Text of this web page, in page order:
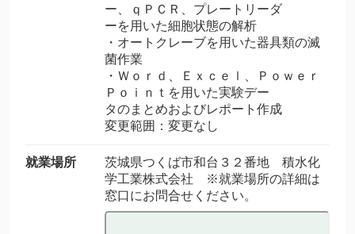
ー、ｑＰＣＲ、プレートリーダ
ーを用いた細胞状態の解析
・オートクレーブを用いた器具類の滅
菌作業
・Ｗｏｒｄ、Ｅｘｃｅｌ、Ｐｏｗｅｒ
Ｐｏｉｎｔを用いた実験デー
タのまとめおよびレポート作成
変更範囲：変更なし
就業場所
茨城県つくば市和台３２番地 積水化
学工業株式会社 ※就業場所の詳細は
窓口にお問合せください。